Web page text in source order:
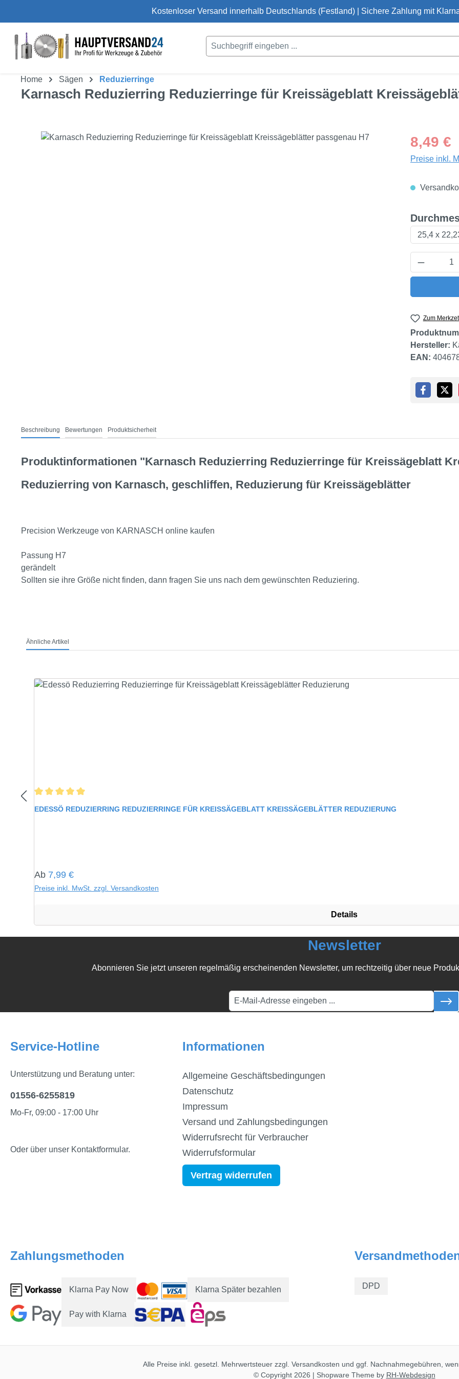
Kostenloser Versand innerhalb Deutschlands (Festland) | Sichere Zahlung mit
Home Sägen Reduzierringe
Karnasch Reduzierring Reduzierringe für Kreissägeblatt
Bildergalerie überspringen Regulärer
8,49 €
Preise inkl.
Zum
Hersteller:
EAN:
Beschreibung Bewertungen Produktsicherheit
Produktinformationen "Karnasch Reduzierring Reduzierringe für Kreissägeblatt
Reduzierring von Karnasch, geschliffen, Reduzierung für Kreissägeblätter
Precision Werkzeuge von KARNASCH online kaufen
Passung H7
gerändelt
Sollten sie ihre Größe nicht finden, dann fragen Sie uns nach dem gewünschten Reduziering.
Ähnliche Artikel
Durchschnittliche Bewertung von 5 von 5 Sternen
EDESSÖ REDUZIERRING REDUZIERRINGE FÜR KREISSÄGEBLATT KREISSÄGEBLÄTTER REDUZIERUNG
Regulärer Preis:
Ab 7,99 €
Preise inkl. MwSt. zzgl. Versandkosten
Details
Newsletter
Abonnieren Sie jetzt unseren regelmäßig erscheinenden Newsletter, um rechtzeitig über neue
Service-Hotline
Unterstützung und Beratung unter:
01556-6255819
Mo-Fr, 09:00 - 17:00 Uhr
Oder über unser Kontaktformular.
Informationen
Allgemeine Geschäftsbedingungen
Datenschutz
Impressum
Versand und Zahlungsbedingungen
Widerrufsrecht für Verbraucher
Widerrufsformular
Vertrag widerrufen
Zahlungsmethoden
Klarna Pay Now Klarna Später bezahlen
Pay with Klarna
DPD
Alle Preise inkl. gesetzl. Mehrwertsteuer zzgl. Versandkosten und ggf. Nachnahmegebühren,
© Copyright 2026 | Shopware Theme by RH-Webdesign